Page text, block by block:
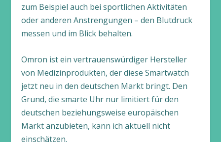
zum Beispiel auch bei sportlichen Aktivitäten
oder anderen Anstrengungen – den Blutdruck
messen und im Blick behalten.
Omron ist ein vertrauenswürdiger Hersteller
von Medizinprodukten, der diese Smartwatch
jetzt neu in den deutschen Markt bringt. Den
Grund, die smarte Uhr nur limitiert für den
deutschen beziehungsweise europäischen
Markt anzubieten, kann ich aktuell nicht
einschätzen.